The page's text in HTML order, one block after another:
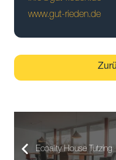
www.gut-rieden.de
Ecoality House Tutzing